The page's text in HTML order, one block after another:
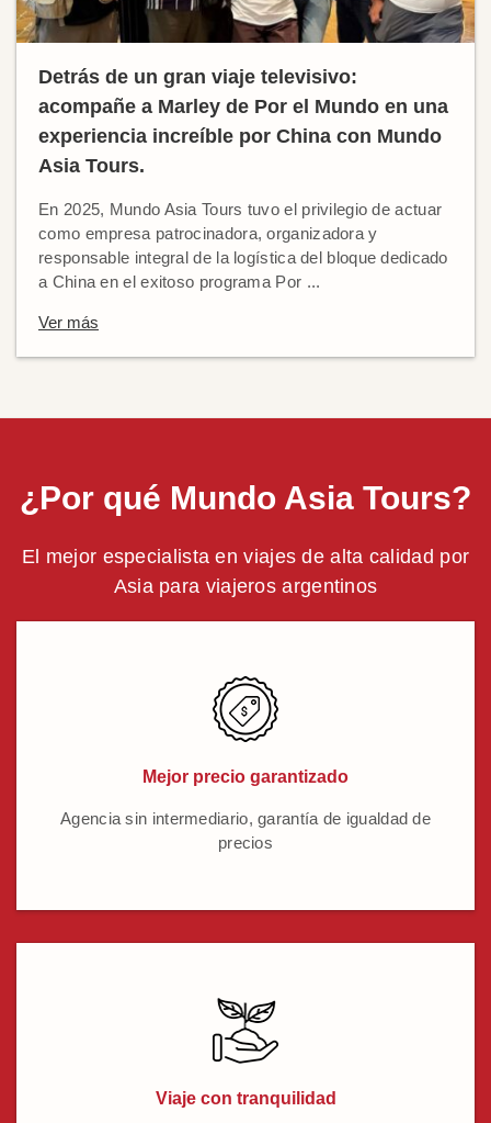
Detrás de un gran viaje televisivo:
acompañe a Marley de Por el Mundo en una
experiencia increíble por China con Mundo
Asia Tours.
En 2025, Mundo Asia Tours tuvo el privilegio de actuar
como empresa patrocinadora, organizadora y
responsable integral de la logística del bloque dedicado
a China en el exitoso programa Por ...
Ver más
¿Por qué Mundo Asia Tours?
El mejor especialista en viajes de alta calidad por
Asia para viajeros argentinos
Mejor precio garantizado
Agencia sin intermediario, garantía de igualdad de
precios
Viaje con tranquilidad